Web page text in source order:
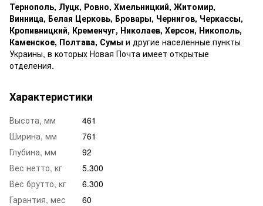
Тернополь, Луцк, Ровно, Хмельницкий, Житомир,
Винница, Белая Церковь, Бровары, Чернигов, Черкассы,
Кропивницкий, Кременчуг, Николаев, Херсон, Никополь,
Каменское, Полтава, Сумы и другие населенные пункты
Украины, в которых Новая Почта имеет открытые
отделения.
Характеристики
Высота, мм
461
Ширина, мм
761
Глубина, мм
92
Вес нетто, кг
5.300
Вес брутто, кг
6.300
Гарантия, мес
60